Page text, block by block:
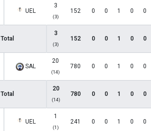
UEL
3
(3)
152 0 0 1 0 0
Total
3
(3)
152 0 0 1 0 0
SAL
20
(14)
780 0 0 1 0 0
Total
20
(14)
780 0 0 1 0 0
UEL
1
(1)
241 0 0 1 0 0